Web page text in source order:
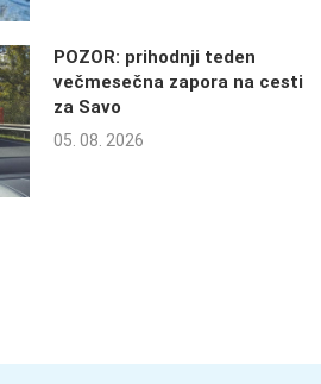
POZOR: prihodnji teden
večmesečna zapora na cesti
za Savo
05. 08. 2026